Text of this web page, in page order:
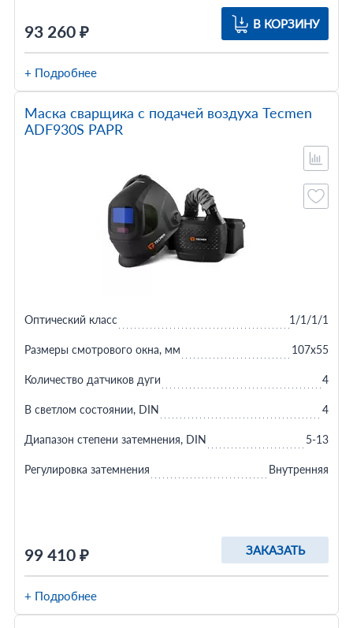
93 260 ₽ В КОРЗИНУ
+ Подробнее
Маска сварщика с подачей воздуха Tecmen
ADF930S PAPR
99 410 ₽ ЗАКАЗАТЬ
Оптический класс 1/1/1/1
Размеры смотрового окна, мм 107х55
Количество датчиков дуги 4
В светлом состоянии, DIN 4
Диапазон степени затемнения, DIN 5-13
Регулировка затемнения Внутренняя
+ Подробнее